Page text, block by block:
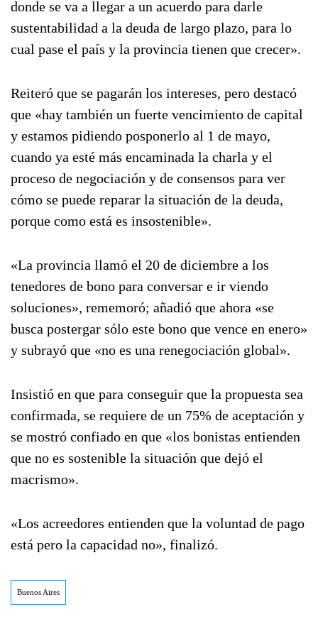
donde se va a llegar a un acuerdo para darle
sustentabilidad a la deuda de largo plazo, para lo
cual pase el país y la provincia tienen que crecer».
Reiteró que se pagarán los intereses, pero destacó
que «hay también un fuerte vencimiento de capital
y estamos pidiendo posponerlo al 1 de mayo,
cuando ya esté más encaminada la charla y el
proceso de negociación y de consensos para ver
cómo se puede reparar la situación de la deuda,
porque como está es insostenible».
«La provincia llamó el 20 de diciembre a los
tenedores de bono para conversar e ir viendo
soluciones», rememoró; añadió que ahora «se
busca postergar sólo este bono que vence en enero»
y subrayó que «no es una renegociación global».
Insistió en que para conseguir que la propuesta sea
confirmada, se requiere de un 75% de aceptación y
se mostró confiado en que «los bonistas entienden
que no es sostenible la situación que dejó el
macrismo».
«Los acreedores entienden que la voluntad de pago
está pero la capacidad no», finalizó.
Buenos Aires